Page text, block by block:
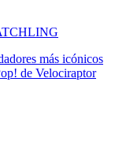
más icónicos
de Velociraptor